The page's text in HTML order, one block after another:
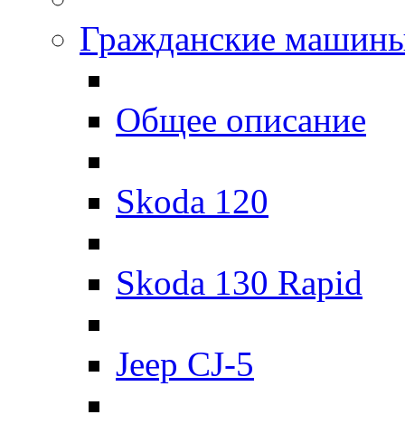
Гражданские
Общее описание
Skoda 120
Skoda 130 Rapid
Jeep CJ-5